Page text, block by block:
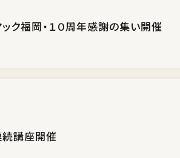
ク福岡・１０周年感謝の集い開催
続講座開催